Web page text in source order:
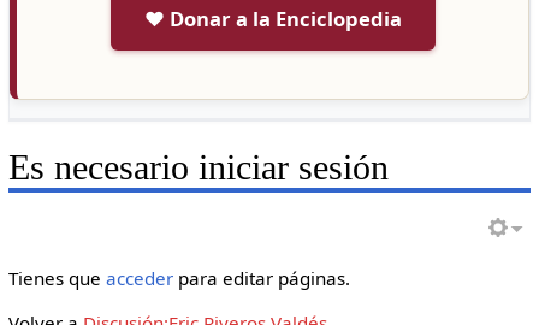
❤️ Donar a la Enciclopedia
Es necesario iniciar sesión
Tienes que accederpara editar páginas.